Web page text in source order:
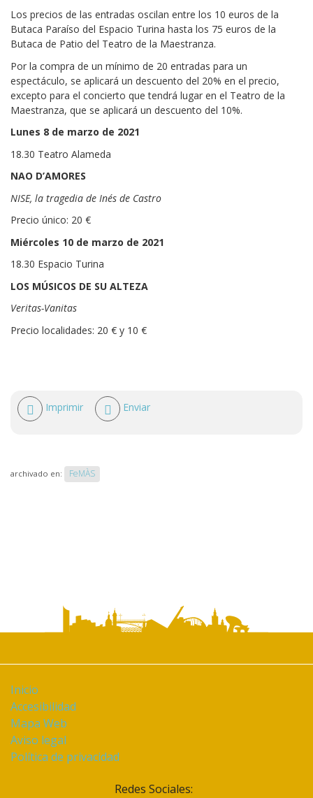
Los precios de las entradas oscilan entre los 10 euros de la
Butaca Paraíso del Espacio Turina hasta los 75 euros de la
Butaca de Patio del Teatro de la Maestranza.
Por la compra de un mínimo de 20 entradas para un
espectáculo, se aplicará un descuento del 20% en el precio,
excepto para el concierto que tendrá lugar en el Teatro de la
Maestranza, que se aplicará un descuento del 10%.
Lunes 8 de marzo de 2021
18.30 Teatro Alameda
NAO D’AMORES
NISE, la tragedia de Inés de Castro
Precio único: 20 €
Miércoles 10 de marzo de 2021
18.30 Espacio Turina
LOS MÚSICOS DE SU ALTEZA
Veritas-Vanitas
Precio localidades: 20 € y 10 €
Acciones
documento
Imprimir Enviar
archivado en: FeMÀS
Inicio
Accesibilidad
Mapa Web
Aviso legal
Política de privacidad
Redes Sociales: